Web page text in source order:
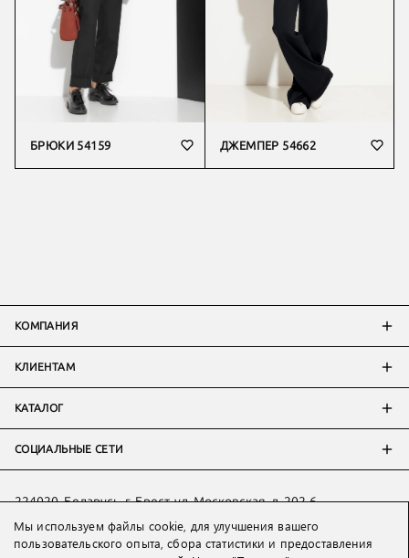
БРЮКИ 54159 ДЖЕМПЕР 54662
КОМПАНИЯ
КЛИЕНТАМ
КАТАЛОГ
СОЦИАЛЬНЫЕ СЕТИ
224020, Беларусь, г. Брест, ул. Московская, д. 202-6
Тел:+7 993 398 36 60(WhatsApp
Тел:+375 29 205 80 10( WhatsApp,Viber)
Мы используем файлы cookie, для улучшения вашего
пользовательского опыта, сбора статистики и предоставления